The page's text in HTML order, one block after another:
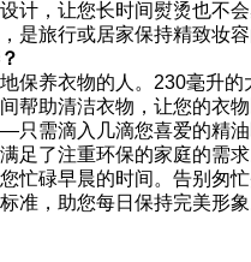
计，让您长时间熨烫也不
是旅行或居家保持精致妆容
保养衣物的人。230毫升
帮助清洁衣物，让您的衣
需滴入几滴您喜爱的精
足了注重环保的家庭的需求
忙碌早晨的时间。告别匆
准，助您每日保持完美形